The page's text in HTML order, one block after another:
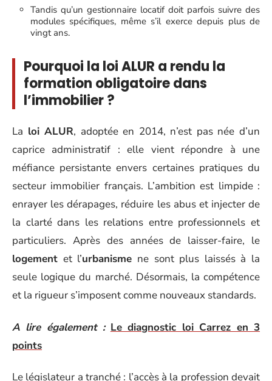
Tandis qu’un gestionnaire locatif doit parfois suivre des
modules spécifiques, même s’il exerce depuis plus de
vingt ans.
Pourquoi la loi ALUR a rendu la
formation obligatoire dans
l’immobilier ?
La loi ALUR, adoptée en 2014, n’est pas née d’un
caprice administratif : elle vient répondre à une
méfiance persistante envers certaines pratiques du
secteur immobilier français. L’ambition est limpide :
enrayer les dérapages, réduire les abus et injecter de
la clarté dans les relations entre professionnels et
particuliers. Après des années de laisser-faire, le
logement et l’urbanisme ne sont plus laissés à la
seule logique du marché. Désormais, la compétence
et la rigueur s’imposent comme nouveaux standards.
A lire également : Le diagnostic loi Carrez en 3
points
Le législateur a tranché : l’accès à la profession devait